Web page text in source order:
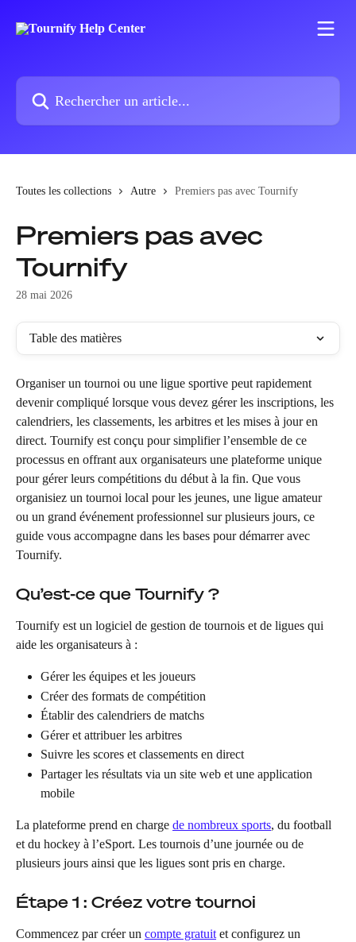
Rechercher un article...
Toutes les collections Autre Premiers pas avec Tournify
Premiers pas avec
Tournify
28 mai 2026
Table des matières
Organiser un tournoi ou une ligue sportive peut rapidement
devenir compliqué lorsque vous devez gérer les inscriptions, les
calendriers, les classements, les arbitres et les mises à jour en
direct. Tournify est conçu pour simplifier l’ensemble de ce
processus en offrant aux organisateurs une plateforme unique
pour gérer leurs compétitions du début à la fin. Que vous
organisiez un tournoi local pour les jeunes, une ligue amateur
ou un grand événement professionnel sur plusieurs jours, ce
guide vous accompagne dans les bases pour démarrer avec
Tournify.
Qu’est-ce que Tournify ?
Tournify est un logiciel de gestion de tournois et de ligues qui
aide les organisateurs à :
Gérer les équipes et les joueurs
Créer des formats de compétition
Établir des calendriers de matchs
Gérer et attribuer les arbitres
Suivre les scores et classements en direct
Partager les résultats via un site web et une application
mobile
La plateforme prend en charge de nombreux sports, du football
et du hockey à l’eSport. Les tournois d’une journée ou de
plusieurs jours ainsi que les ligues sont pris en charge.
Étape 1 : Créez votre tournoi
Commencez par créer un compte gratuit et configurez un